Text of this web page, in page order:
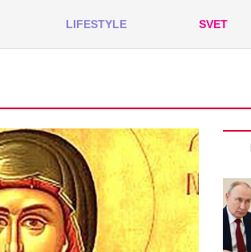
LIFESTYLE SVET